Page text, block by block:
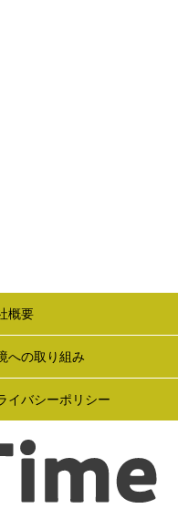
概要
への取り組み
イバシーポリシー